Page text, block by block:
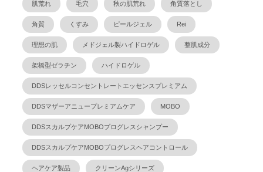
肌荒れ 毛穴 秋の肌荒れ 角質落とし
角質 くすみ ピールジェル Rei
理想の肌 メドジェル製ハイドロゲル 整肌成分
架橋型ゼラチン ハイドロゲル
DDSレッセルコンセントレートエッセンスプレミアム
DDSマザーアニュープレミアムケア MOBO
DDSスカルプケアMOBOプログレスシャンプー
DDSスカルプケアMOBOプログレスヘアコントロール
ヘアケア製品 クリーンAgシリーズ